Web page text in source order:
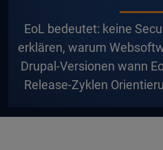
EoL bedeutet: keine
erklären, warum
Drupal-Versionen wann
Release-Zyklen